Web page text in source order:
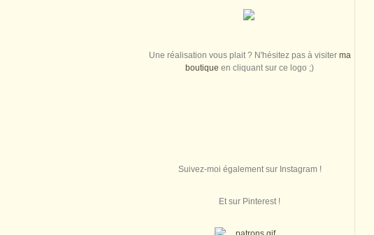
Une réalisation vous plait ? N'hésitez pas à visiter ma
boutique en cliquant sur ce logo ;)
Suivez-moi également sur Instagram !
Et sur Pinterest !